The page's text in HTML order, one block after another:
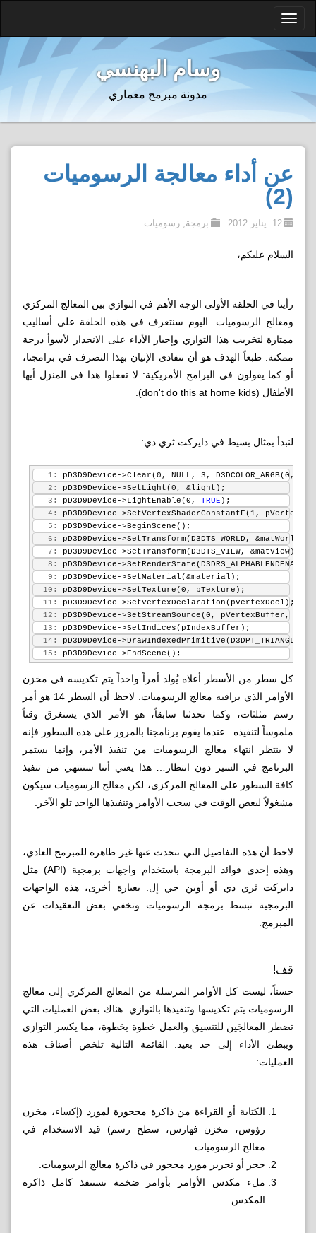
Toggle
navigation
وسام البهنسي
مدونة مبرمج معماري
عن أداء معالجة الرسوميات
(2)
12. يناير 2012 برمجة, رسوميات
السلام عليكم،
رأينا في الحلقة الأولى الوجه الأهم في التوازي بين المعالج المركزي
ومعالج الرسوميات. اليوم سنتعرف في هذه الحلقة على أساليب
ممتازة لتخريب هذا التوازي وإجبار الأداء على الانحدار لأسوأ درجة
ممكنة. طبعاً الهدف هو أن نتفادى الإتيان بهذا التصرف في برامجنا،
أو كما يقولون في البرامج الأمريكية: لا تفعلوا هذا في المنزل أيها
الأطفال (don't do this at home kids).
لنبدأ بمثال بسيط في دايركت ثري دي:
   1:
pD3D9Device->Clear(0, NULL, 3,
   2:
pD3D9Device->SetLight(0, &light);
   3:
pD3D9Device->LightEnable(0, TRUE );
   4:
pD3D9Device->SetVertexShaderConstantF(1,
   5:
pD3D9Device->BeginScene();
   6:
pD3D9Device->SetTransform(D3DTS_WORLD, &matWorld);
   7:
pD3D9Device->SetTransform(D3DTS_VIEW, &matView);
   8:
pD3D9Device-
   9:
pD3D9Device->SetMaterial(&material);
  10:
pD3D9Device->SetTexture(0, pTexture);
  11:
pD3D9Device->SetVertexDeclaration(pVertexDecl);
  12:
pD3D9Device->SetStreamSource(0, pVertexBuffer, 0,
  13:
pD3D9Device->SetIndices(pIndexBuffer);
  14:
pD3D9Device-
  15:
pD3D9Device->EndScene();
كل سطر من الأسطر أعلاه يُولد أمراً واحداً يتم تكديسه في مخزن
الأوامر الذي يراقبه معالج الرسوميات. لاحظ أن السطر 14 هو أمر
رسم مثلثات، وكما تحدثنا سابقاً، هو الأمر الذي يستغرق وقتاً
ملموساً لتنفيذه.. عندما يقوم برنامجنا بالمرور على هذه السطور فإنه
لا ينتظر انتهاء معالج الرسوميات من تنفيذ الأمر، وإنما يستمر
البرنامج في السير دون انتظار… هذا يعني أننا سننتهي من تنفيذ
كافة السطور على المعالج المركزي، لكن معالج الرسوميات سيكون
مشغولاً لبعض الوقت في سحب الأوامر وتنفيذها الواحد تلو الآخر.
لاحظ أن هذه التفاصيل التي نتحدث عنها غير ظاهرة للمبرمج العادي،
وهذه إحدى فوائد البرمجة باستخدام واجهات برمجية (API) مثل
دايركت ثري دي أو أوبن جي إل. بعبارة أخرى، هذه الواجهات
البرمجية تبسط برمجة الرسوميات وتخفي بعض التعقيدات عن
المبرمج.
قف!
حسناً، ليست كل الأوامر المرسلة من المعالج المركزي إلى معالج
الرسوميات يتم تكديسها وتنفيذها بالتوازي. هناك بعض العمليات التي
تضطر المعالجَين للتنسيق والعمل خطوة بخطوة، مما يكسر التوازي
ويبطئ الأداء إلى حد بعيد. القائمة التالية تلخص أصناف هذه
العمليات:
الكتابة أو القراءة من ذاكرة محجوزة لمورد (إكساء، مخزن
رؤوس، مخزن فهارس، سطح رسم) قيد الاستخدام في
معالج الرسوميات.
حجز أو تحرير مورد محجوز في ذاكرة معالج الرسوميات.
ملء مكدس الأوامر بأوامر ضخمة تستنفذ كامل ذاكرة
المكدس.